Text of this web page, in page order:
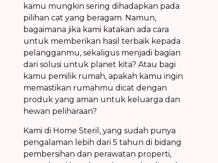
kamu mungkin sering dihadapkan pada
pilihan cat yang beragam. Namun,
bagaimana jika kami katakan ada cara
untuk memberikan hasil terbaik kepada
pelangganmu, sekaligus menjadi bagian
dari solusi untuk planet kita? Atau bagi
kamu pemilik rumah, apakah kamu ingin
memastikan rumahmu dicat dengan
produk yang aman untuk keluarga dan
hewan peliharaan?
Kami di Home Steril, yang sudah punya
pengalaman lebih dari 5 tahun di bidang
pembersihan dan perawatan properti,